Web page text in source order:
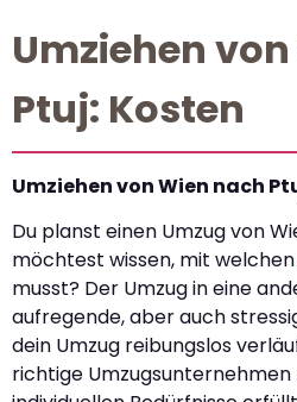
Umziehen
Ptuj: Kosten
Umziehen von Wien nach
Du planst einen Umzug von
möchtest wissen, mit welchen
musst? Der Umzug in eine
aufregende, aber auch
dein Umzug reibungslos
richtige Umzugsunternehmen